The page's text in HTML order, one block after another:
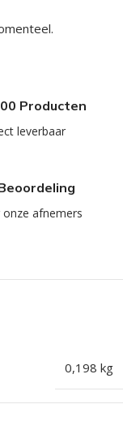
Producten
leverbaar
onze afnemers
0,198 kg